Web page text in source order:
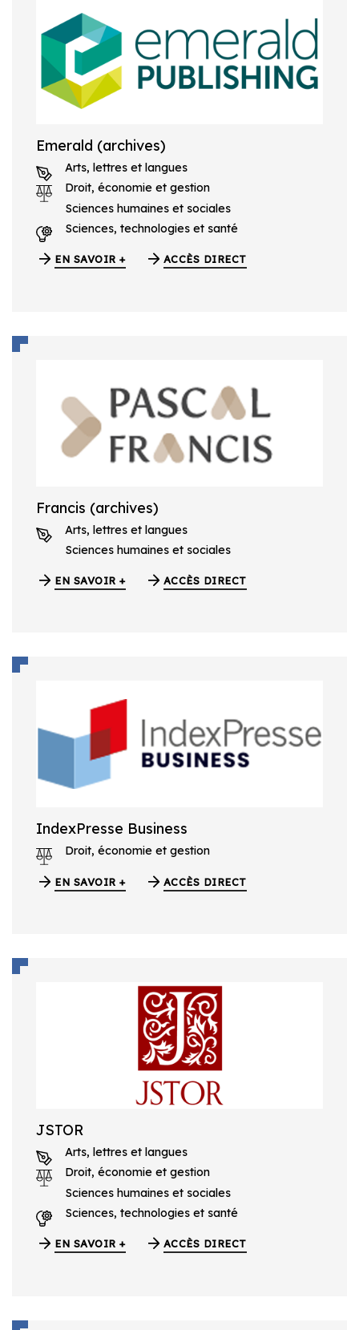
Emerald (archives)
Arts, lettres et langues
Droit, économie et gestion
Sciences humaines et sociales
Sciences, technologies et santé
EN SAVOIR + ACCÈS DIRECT
Francis (archives)
Arts, lettres et langues
Sciences humaines et sociales
EN SAVOIR + ACCÈS DIRECT
IndexPresse Business
Droit, économie et gestion
EN SAVOIR + ACCÈS DIRECT
JSTOR
Arts, lettres et langues
Droit, économie et gestion
Sciences humaines et sociales
Sciences, technologies et santé
EN SAVOIR + ACCÈS DIRECT